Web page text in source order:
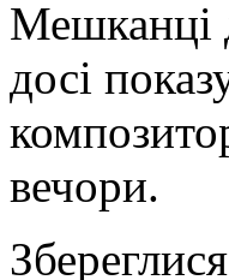
Мешканці
досі
вечори.